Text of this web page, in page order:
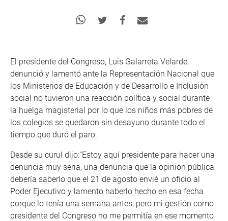
El presidente del Congreso, Luis Galarreta Velarde,
denunció y lamentó ante la Representación Nacional que
los Ministerios de Educación y de Desarrollo e Inclusión
social no tuvieron una reacción política y social durante
la huelga magisterial por lo que los niños más pobres de
los colegios se quedaron sin desayuno durante todo el
tiempo que duró el paro.
Desde su curul dijo:“Estoy aquí presidente para hacer una
denuncia muy seria, una denuncia que la opinión pública
debería saberlo que el 21 de agosto envié un oficio al
Poder Ejecutivo y lamento haberlo hecho en esa fecha
porque lo tenía una semana antes, pero mi gestión como
presidente del Congreso no me permitía en ese momento